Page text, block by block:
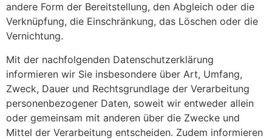
andere Form der Bereitstellung, den Abgleich oder die
Verknüpfung, die Einschränkung, das Löschen oder die
Vernichtung.
Mit der nachfolgenden Datenschutzerklärung
informieren wir Sie insbesondere über Art, Umfang,
Zweck, Dauer und Rechtsgrundlage der Verarbeitung
personenbezogener Daten, soweit wir entweder allein
oder gemeinsam mit anderen über die Zwecke und
Mittel der Verarbeitung entscheiden. Zudem informieren